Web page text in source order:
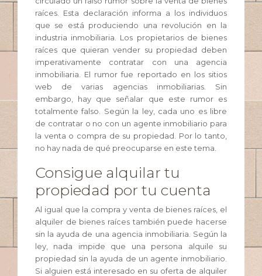
raíces. Esta declaración informa a los individuos
que se está produciendo una revolución en la
industria inmobiliaria. Los propietarios de bienes
raíces que quieran vender su propiedad deben
imperativamente contratar con una agencia
inmobiliaria. El rumor fue reportado en los sitios
web de varias agencias inmobiliarias. Sin
embargo, hay que señalar que este rumor es
totalmente falso. Según la ley, cada uno es libre
de contratar o no con un agente inmobiliario para
la venta o compra de su propiedad. Por lo tanto,
no hay nada de qué preocuparse en este tema.
Consigue alquilar tu
propiedad por tu cuenta
Al igual que la compra y venta de bienes raíces, el
alquiler de bienes raíces también puede hacerse
sin la ayuda de una agencia inmobiliaria. Según la
ley, nada impide que una persona alquile su
propiedad sin la ayuda de un agente inmobiliario.
Si alguien está interesado en su oferta de alquiler